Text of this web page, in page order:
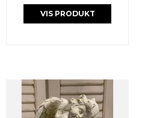
VIS PRODUKT